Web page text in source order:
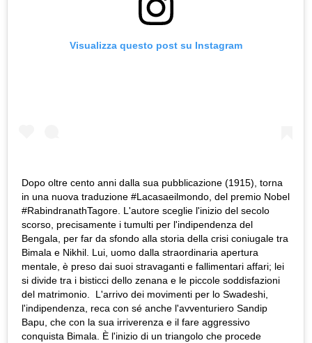
Visualizza questo post su Instagram
Dopo oltre cento anni dalla sua pubblicazione (1915), torna
in una nuova traduzione #Lacasaeilmondo, del premio Nobel
#RabindranathTagore. L'autore sceglie l'inizio del secolo
scorso, precisamente i tumulti per l'indipendenza del
Bengala, per far da sfondo alla storia della crisi coniugale tra
Bimala e Nikhil. Lui, uomo dalla straordinaria apertura
mentale, è preso dai suoi stravaganti e fallimentari affari; lei
si divide tra i bisticci dello zenana e le piccole soddisfazioni
del matrimonio. L'arrivo dei movimenti per lo Swadeshi,
l'indipendenza, reca con sé anche l'avventuriero Sandip
Bapu, che con la sua irriverenza e il fare aggressivo
conquista Bimala. È l'inizio di un triangolo che procede